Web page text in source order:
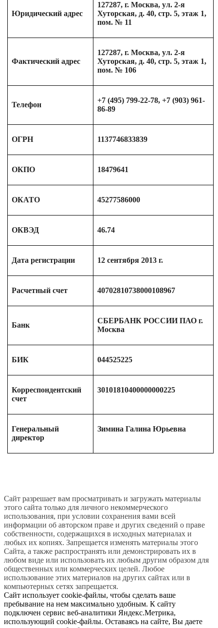
Юридический адрес
127287, г. Москва, ул. 2-я
Хуторская, д. 40, стр. 5, этаж 1,
пом. № 11
Фактический адрес
127287, г. Москва, ул. 2-я
Хуторская, д. 40, стр. 5, этаж 1,
пом. № 106
Телефон
+7 (495) 799-22-78, +7 (903) 961-
86-89
ОГРН 1137746833839
ОКПО 18479641
ОКАТО 45277586000
ОКВЭД 46.74
Дата регистрации 12 сентября 2013 г.
Расчетный счет 40702810738000108967
Банк
СБЕРБАНК РОССИИ ПАО г.
Москва
БИК 044525225
Корреспондентский
счет
30101810400000000225
Генеральный
директор
Зимина Галина Юрьевна
Сайт разрешает вам просматривать и загружать материалы
этого сайта только для личного некоммерческого
использования, при условии сохранения вами всей
информации об авторском праве и других сведений о праве
собственности, содержащихся в исходных материалах и
любых их копиях. Запрещается изменять материалы этого
Сайта, а также распространять или демонстрировать их в
любом виде или использовать их любым другим образом для
общественных или коммерческих целей. Любое
использование этих материалов на других сайтах или в
компьютерных сетях запрещается.
Сайт использует cookie-файлы, чтобы сделать ваше
пребывание на нем максимально удобным. К сайту
подключен сервис веб-аналитики Яндекс.Метрика,
использующий cookie-файлы. Оставаясь на сайте, Вы даете